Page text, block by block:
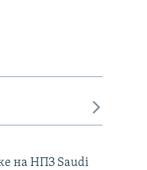
на НПЗ Saudi